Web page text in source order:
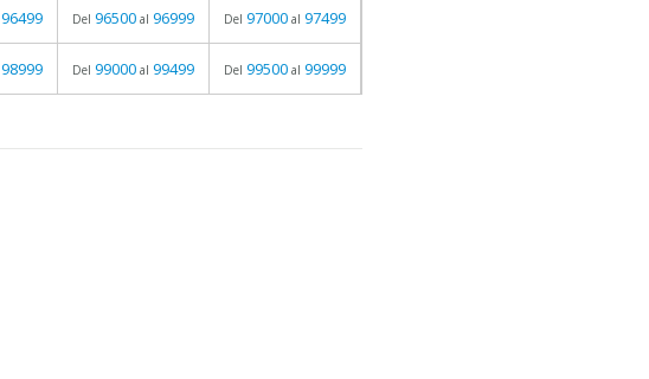
96499 Del 96500 al 96999 Del 97000 al 97499
98999 Del 99000 al 99499 Del 99500 al 99999